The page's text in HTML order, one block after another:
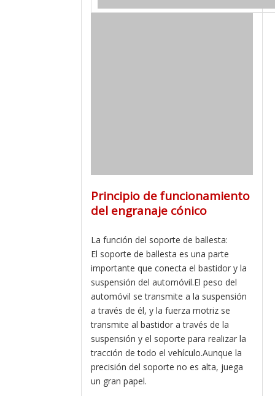
Principio de funcionamiento
del engranaje cónico
La función del soporte de ballesta:
El soporte de ballesta es una parte
importante que conecta el bastidor y la
suspensión del automóvil.El peso del
automóvil se transmite a la suspensión
a través de él, y la fuerza motriz se
transmite al bastidor a través de la
suspensión y el soporte para realizar la
tracción de todo el vehículo.Aunque la
precisión del soporte no es alta, juega
un gran papel.